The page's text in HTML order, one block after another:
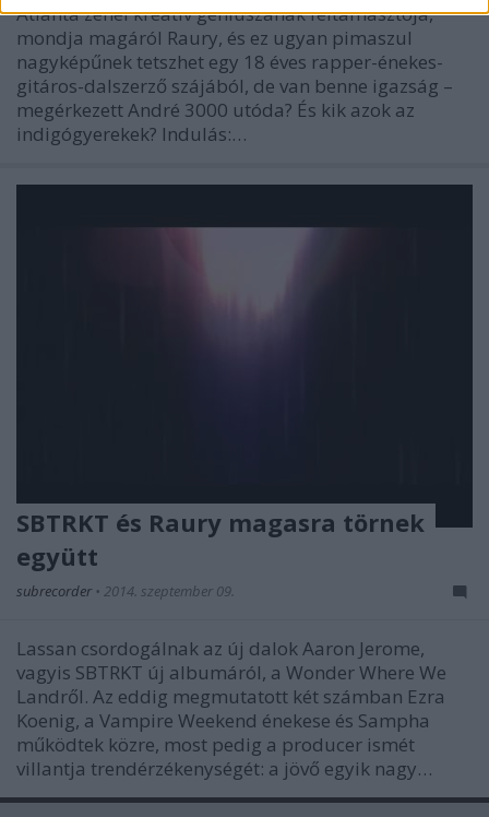
Atlanta zenei kreatív géniuszának feltámasztója,
mondja magáról Raury, és ez ugyan pimaszul
nagyképűnek tetszhet egy 18 éves rapper-énekes-
gitáros-dalszerző szájából, de van benne igazság –
megérkezett André 3000 utóda? És kik azok az
indigógyerekek? Indulás:…
SBTRKT és Raury magasra törnek
együtt
subrecorder • 2014. szeptember 09.
Lassan csordogálnak az új dalok Aaron Jerome,
vagyis SBTRKT új albumáról, a Wonder Where We
Landről. Az eddig megmutatott két számban Ezra
Koenig, a Vampire Weekend énekese és Sampha
működtek közre, most pedig a producer ismét
villantja trendérzékenységét: a jövő egyik nagy…